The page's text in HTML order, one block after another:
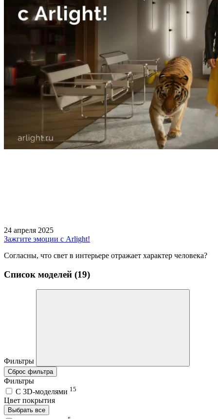
24 апреля 2025
Зажгите эмоции с Arlight!
Согласны, что свет в интерьере отражает характер человека?
Список моделей (19)
Фильтры
Сброс фильтра
Фильтры
C 3D-моделями 15
Цвет покрытия
Выбрать все